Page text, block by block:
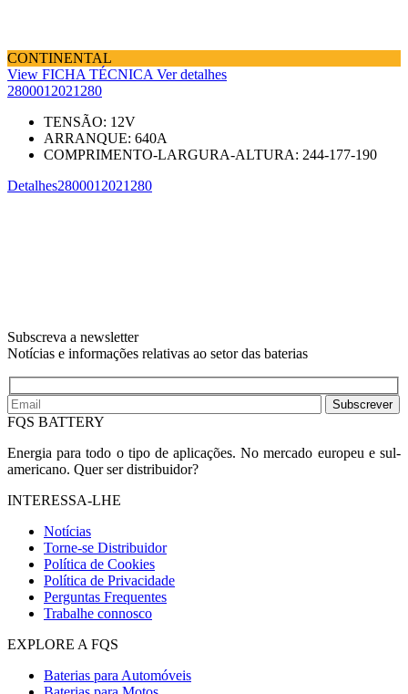
CONTINENTAL
View FICHA TÉCNICA Ver detalhes
2800012021280
TENSÃO: 12V
ARRANQUE: 640A
COMPRIMENTO-LARGURA-ALTURA: 244-177-190
Detalhes2800012021280
Subscreva a newsletter
Notícias e informações relativas ao setor das baterias
Subscrever
FQS BATTERY
Energia para todo o tipo de aplicações. No mercado europeu e sul-
americano. Quer ser distribuidor?
INTERESSA-LHE
Notícias
Torne-se Distribuidor
Política de Cookies
Política de Privacidade
Perguntas Frequentes
Trabalhe connosco
EXPLORE A FQS
Baterias para Automóveis